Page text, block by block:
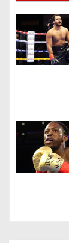
c
i
ó
e